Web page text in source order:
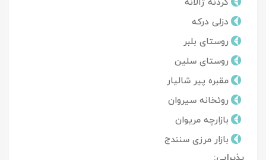
گردنه ژالانه
دزلی درکه
روستای بلبر
روستای سلین
مقبره پیر شالیار
روئخانه سیروان
بازارچه مریوان
بازار مرزی سنندج